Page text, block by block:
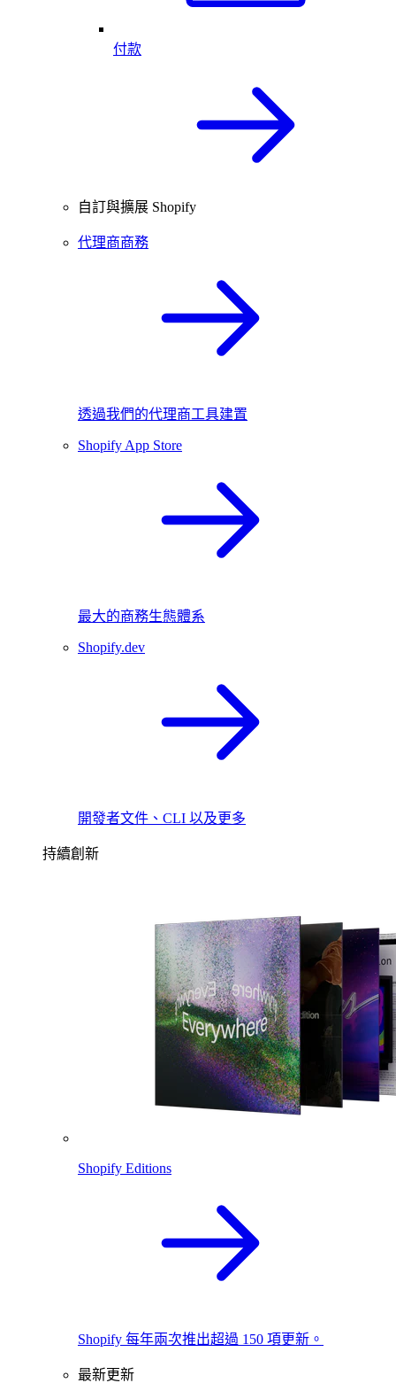
付款
自訂與擴展 Shopify
代理商商務
透過我們的代理商工具建置
Shopify App Store
最大的商務生態體系
Shopify.dev
開發者文件、CLI 以及更多
持續創新
Shopify Editions
Shopify 每年兩次推出超過 150 項更新。
最新更新